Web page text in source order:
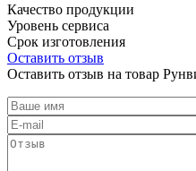
Качество продукции
Уровень сервиса
Срок изготовления
Оставить отзыв
Оставить отзыв на товар